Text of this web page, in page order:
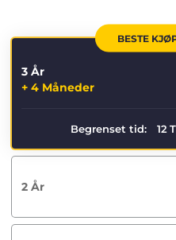
BESTE
3 År
+ 4 Måneder
Begrenset tid: 12
2 År